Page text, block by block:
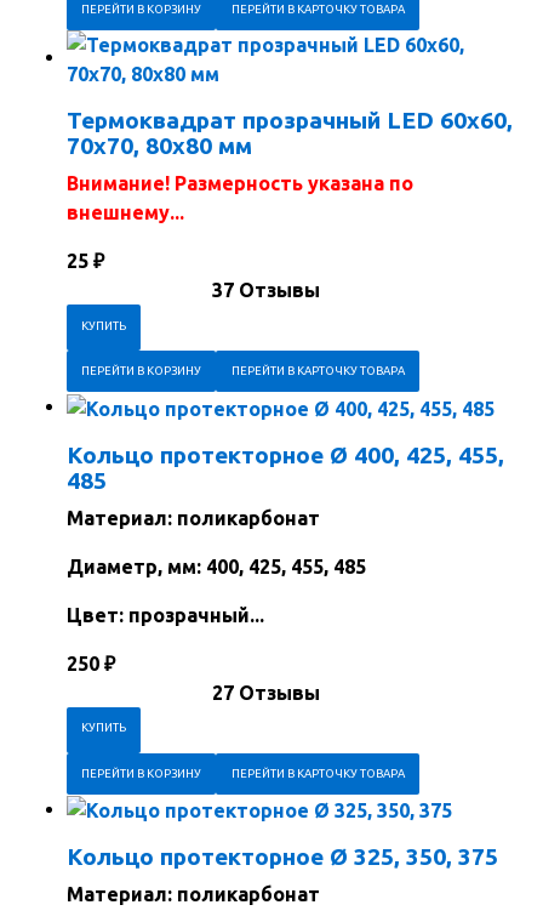
ПЕРЕЙТИ В КОРЗИНУ ПЕРЕЙТИ В КАРТОЧКУ ТОВАРА
Термоквадрат прозрачный LED 60x60,
70х70, 80х80 мм
Внимание! Размерность указана по
внешнему...
25 ₽
37 Отзывы
ПЕРЕЙТИ В КОРЗИНУ ПЕРЕЙТИ В КАРТОЧКУ ТОВАРА
Кольцо протекторное Ø 400, 425, 455,
485
Материал: поликарбонат
Диаметр, мм: 400, 425, 455, 485
Цвет: прозрачный...
250 ₽
27 Отзывы
ПЕРЕЙТИ В КОРЗИНУ ПЕРЕЙТИ В КАРТОЧКУ ТОВАРА
Кольцо протекторное Ø 325, 350, 375
Материал: поликарбонат